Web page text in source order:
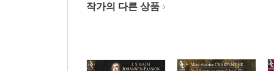
작가의 다른 상품